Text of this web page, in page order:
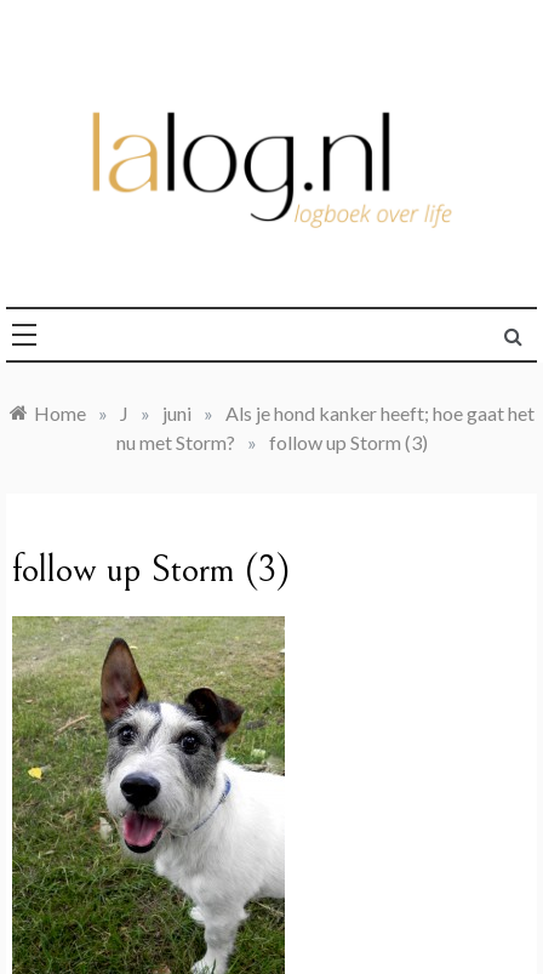
Home » J » juni » Als je hond kanker heeft; hoe gaat het
nu met Storm?
» follow up Storm (3)
follow up Storm (3)